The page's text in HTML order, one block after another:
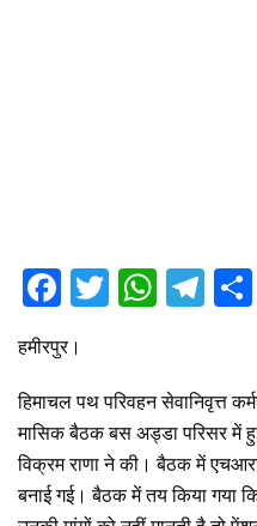
F
ce
b
o
o
T
er
W
s
A
p
T
gr
a
m
हमीरपुर।
हिमाचल पथ परिवहन सेवानिवृत्त
मासिक बैठक बस अड्डा परिसर में
विक्रम राणा ने की। बैठक में
बनाई गई। बैठक में तय किया गया